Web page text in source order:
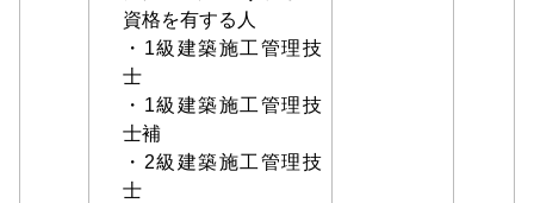
資格を有する人
・1級建築施工管理技
士
・1級建築施工管理技
士補
・2級建築施工管理技
士